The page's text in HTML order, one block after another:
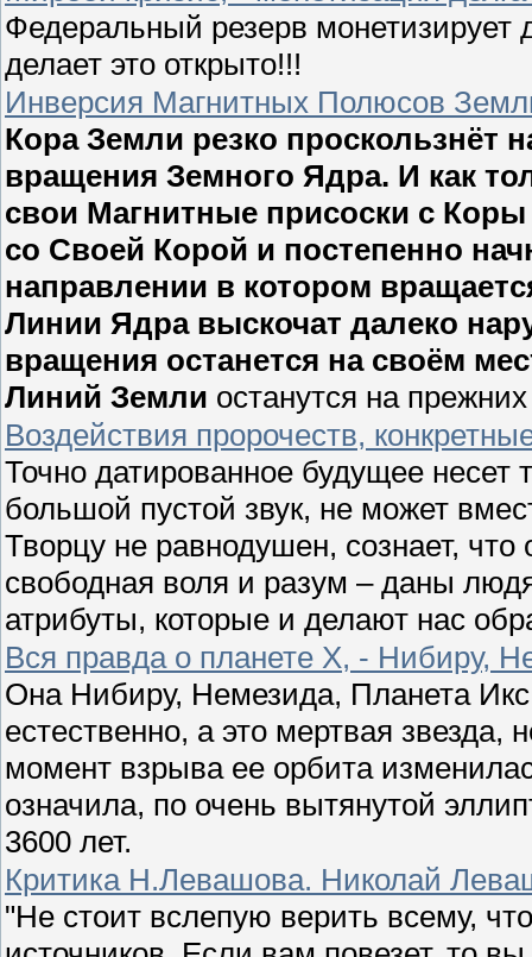
Федеральный резерв монетизирует
делает это открыто!!!
Инверсия Магнитных Полюсов
Кора Земли резко проскользнёт
вращения Земного Ядра. И как
свои Магнитные присоски с
со Своей Корой и постепенно
направлении в котором
Линии Ядра выскочат далеко
вращения останется на своём
Линий Земли останутся на
Воздействия пророчеств,
Точно датированное будущее несет
большой пустой звук, не может
Творцу не равнодушен, сознает,
свободная воля и разум – даны
атрибуты, которые и делают нас
Вся правда о планете Х, - Нибиру,
Она Нибиру, Немезида, Планета
естественно, а это мертвая звезда,
момент взрыва ее орбита
означила, по очень вытянутой
3600 лет.
Критика Н.Левашова. Николай
"Не стоит вслепую верить всему,